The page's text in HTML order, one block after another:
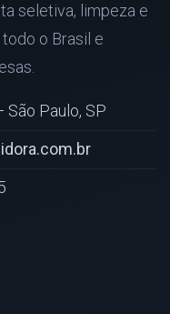
seletiva, limpeza e
o Brasil e
São Paulo, SP